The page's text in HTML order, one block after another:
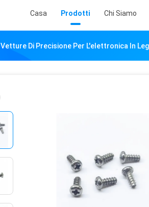
Casa Prodotti Chi Siamo
Vetture Di Precisione Per L'elettronica In